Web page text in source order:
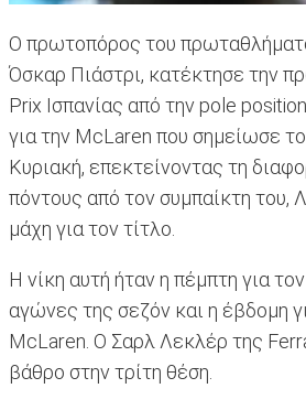
Ο πρωτοπόρος του
Όσκαρ Πιάστρι, κατέκτησε την
Prix Ισπανίας από την pole
για την McLaren που σημείωσε
Κυριακή, επεκτείνοντας τη
πόντους από τον συμπαίκτη του,
μάχη για τον τίτλο.
Η νίκη αυτή ήταν η πέμπτη για
αγώνες της σεζόν και η έβδομη
McLaren. Ο Σαρλ Λεκλέρ της
βάθρο στην τρίτη θέση.